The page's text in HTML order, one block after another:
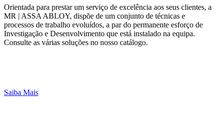
Orientada para prestar um serviço de excelência aos seus clientes, a
MR | ASSA ABLOY, dispõe de um conjunto de técnicas e
processos de trabalho evoluídos, a par do permanente esforço de
Investigação e Desenvolvimento que está instalado na equipa.
Consulte as várias soluções no nosso catálogo.
Saiba Mais